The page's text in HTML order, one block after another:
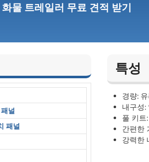
물 트레일러 무료 견적 받기
널
패널
특성
경량:
내구성:
풀 키트
간편한
강력한